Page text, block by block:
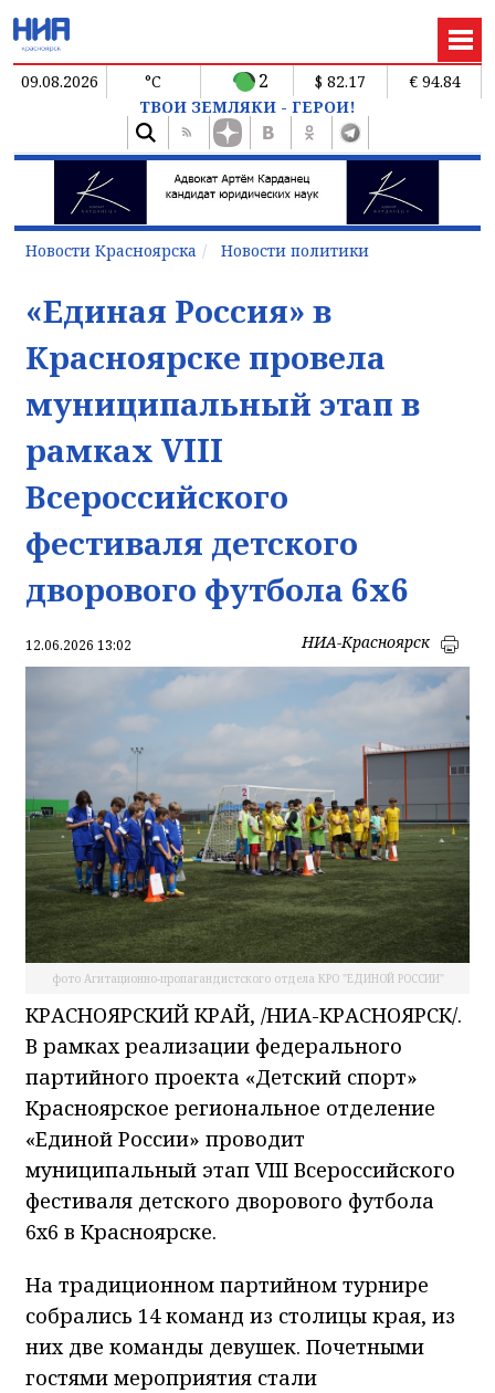
09.08.2026 °C 2 $ 82.17
€ 94.84
ТВОИ ЗЕМЛЯКИ - ГЕРОИ!
Новости Красноярска Новости политики
«Единая Россия» в
Красноярске провела
муниципальный этап в
рамках VIII
Всероссийского
фестиваля детского
дворового футбола 6х6
12.06.2026 13:02 НИА-Красноярск
фото Агитационно-пропагандистского отдела КРО "ЕДИНОЙ РОССИИ"
КРАСНОЯРСКИЙ КРАЙ, /НИА-КРАСНОЯРСК/.
В рамках реализации федерального
партийного проекта «Детский спорт»
Красноярское региональное отделение
«Единой России» проводит
муниципальный этап VIII Всероссийского
фестиваля детского дворового футбола
6х6 в Красноярске.
На традиционном партийном турнире
собрались 14 команд из столицы края, из
них две команды девушек. Почетными
гостями мероприятия стали